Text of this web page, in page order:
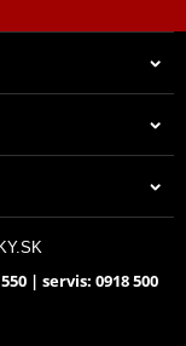
| servis: 0918 500